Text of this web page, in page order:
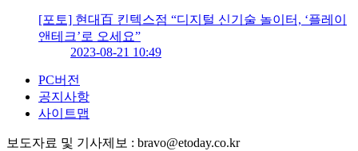
[포토] 현대百 킨텍스점 “디지털 신기술 놀이터, ‘플레이
앤테크’로 오세요”
2023-08-21 10:49
PC버전
공지사항
사이트맵
보도자료 및 기사제보 : bravo@etoday.co.kr